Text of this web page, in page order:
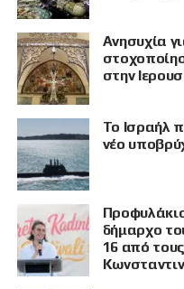
Ανησυχία
στην
Το Ισραήλ
νέο
δήμαρχο
16 από